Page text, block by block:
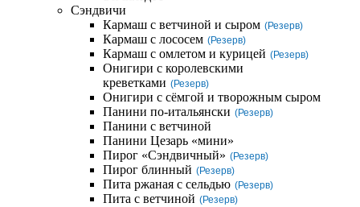
Сэндвичи
Кармаш с ветчиной и сыром (Резерв)
Кармаш с лососем (Резерв)
Кармаш с омлетом и курицей (Резерв)
Онигири с королевскими
креветками (Резерв)
Онигири с сёмгой и творожным сыром
Панини по-итальянски (Резерв)
Панини с ветчиной
Панини Цезарь «мини»
Пирог «Сэндвичный» (Резерв)
Пирог блинный (Резерв)
Пита ржаная с сельдью (Резерв)
Пита с ветчиной (Резерв)